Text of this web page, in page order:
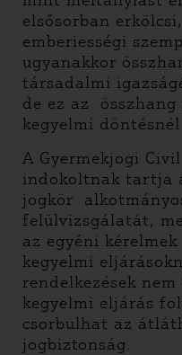
elsősorban
emberiességi
ugyanakkor
társadalmi
de ez az
kegyelmi
A Gyermekjogi
indokoltnak tartja
jogkör
felülvizsgálatát,
az egyéni
kegyelmi
rendelkezések
kegyelmi eljárás
csorbulhat az
jogbiztonság.